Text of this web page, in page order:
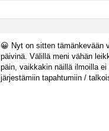
😀 Nyt on sitten tämänkevään
päivinä. Välillä meni vähän
päin, vaikkakin näillä ilmoilla
järjestämiin tapahtumiin /